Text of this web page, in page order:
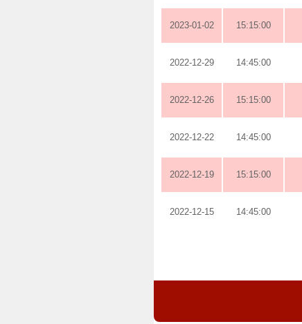
2023-01-02 15:15:00
2022-12-29 14:45:00
2022-12-26 15:15:00
2022-12-22 14:45:00
2022-12-19 15:15:00
2022-12-15 14:45:00